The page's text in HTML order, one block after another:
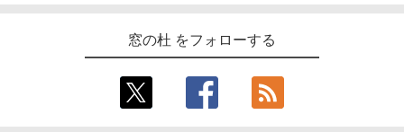
窓の杜 をフォローする